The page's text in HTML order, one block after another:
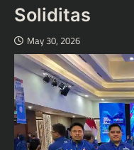
Soliditas
May 30, 2026